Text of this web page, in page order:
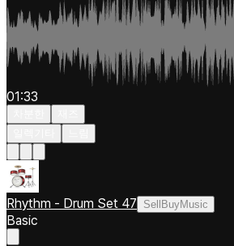
01:33
Rhythm - Drum Set 47 SellBuyMusic
Basic